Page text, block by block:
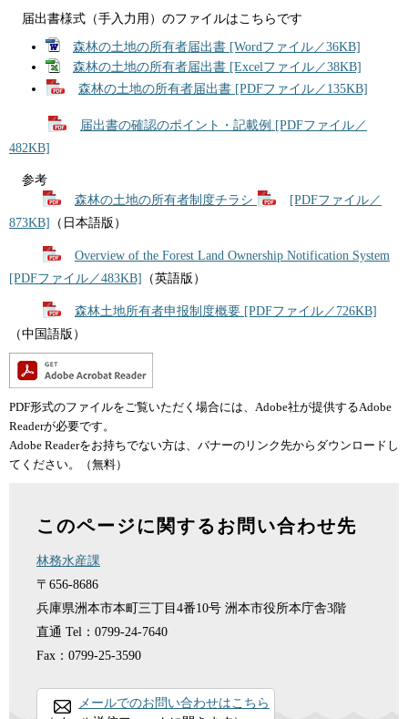
届出書様式（手入力用）のファイルはこちらです
森林の土地の所有者届出書 [Wordファイル／36KB]
森林の土地の所有者届出書 [Excelファイル／38KB]
森林の土地の所有者届出書 [PDFファイル／135KB]
届出書の確認のポイント・記載例 [PDFファイル／
482KB]
参考
森林の土地の所有者制度チラシ
[PDFファイル／
873KB]
（日本語版）
Overview of the Forest Land Ownership Notification System
[PDFファイル／483KB]
（英語版）
森林土地所有者申报制度概要 [PDFファイル／726KB]
（中国語版）
PDF形式のファイルをご覧いただく場合には、Adobe社が提供するAdobe
Readerが必要です。
Adobe Readerをお持ちでない方は、バナーのリンク先からダウンロードし
てください。（無料）
このページに関するお問い合わせ先
林務水産課
〒656-8686
兵庫県洲本市本町三丁目4番10号 洲本市役所本庁舎3階
直通 Tel：0799-24-7640
Fax：0799-25-3590
メールでのお問い合わせはこちら